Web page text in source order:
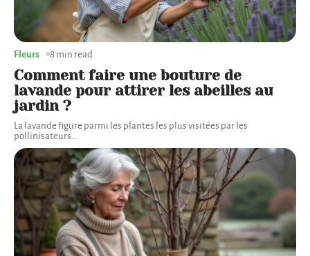
Comment faire une bouture de
lavande pour attirer les abeilles au
jardin ?
La lavande figure parmi les plantes les plus visitées par les
pollinisateurs
Fleurs 8 min read